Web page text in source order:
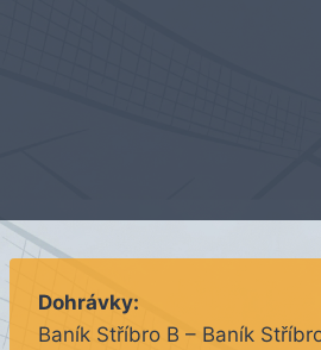
Dohrávky:
Baník Stříbro B – Baník